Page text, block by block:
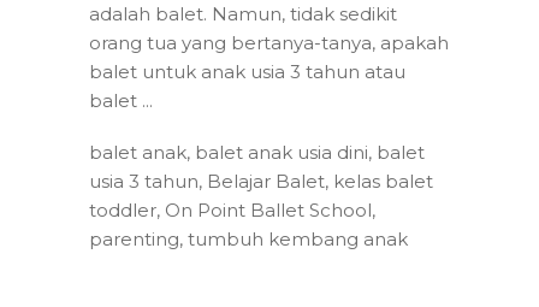
adalah balet. Namun, tidak sedikit
orang tua yang bertanya-tanya, apakah
balet untuk anak usia 3 tahun atau
balet
balet anak, balet anak usia dini, balet
usia 3 tahun, Belajar Balet, kelas balet
toddler, On Point Ballet School,
parenting, tumbuh kembang anak